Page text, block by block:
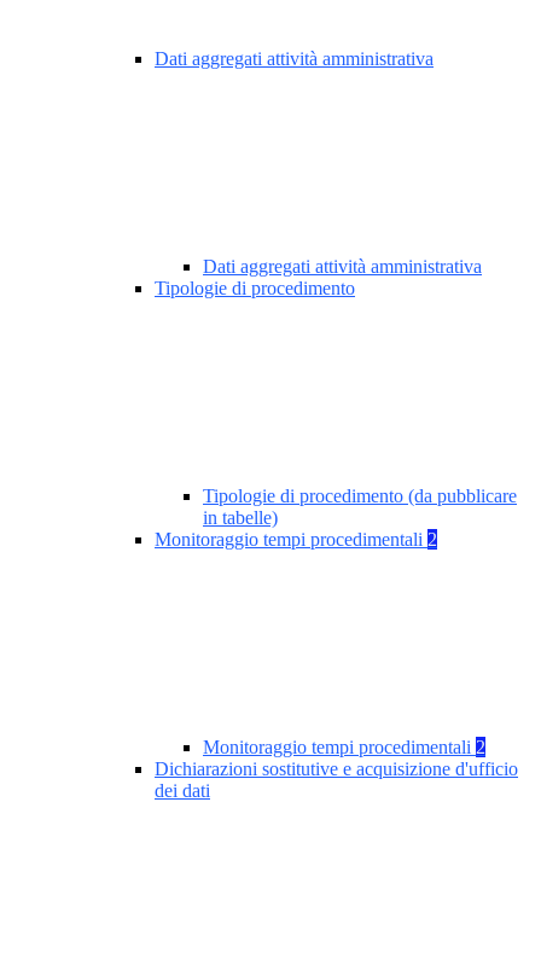
Dati aggregati attività amministrativa
Dati aggregati attività amministrativa
Tipologie di procedimento
Tipologie di procedimento (da pubblicare
in tabelle)
Monitoraggio tempi procedimentali 2
Monitoraggio tempi procedimentali 2
Dichiarazioni sostitutive e acquisizione d'ufficio
dei dati